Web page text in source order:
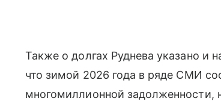
Также о долгах Руднева указано и
что зимой 2026 года в ряде СМИ
многомиллионной задолженности,